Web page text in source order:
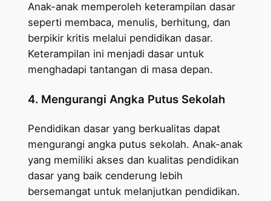
Anak-anak memperoleh keterampilan dasar
seperti membaca, menulis, berhitung, dan
berpikir kritis melalui pendidikan dasar.
Keterampilan ini menjadi dasar untuk
menghadapi tantangan di masa depan.
4. Mengurangi Angka Putus Sekolah
Pendidikan dasar yang berkualitas dapat
mengurangi angka putus sekolah. Anak-anak
yang memiliki akses dan kualitas pendidikan
dasar yang baik cenderung lebih
bersemangat untuk melanjutkan pendidikan.